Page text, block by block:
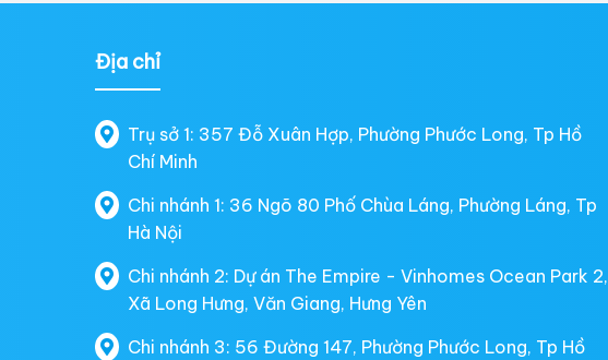
Địa chỉ
Trụ sở 1: 357 Đỗ Xuân Hợp, Phường Phước Long, Tp Hồ
Chí Minh
Chi nhánh 1: 36 Ngõ 80 Phố Chùa Láng, Phường Láng, Tp
Hà Nội
Chi nhánh 2: Dự án The Empire - Vinhomes Ocean Park 2,
Xã Long Hưng, Văn Giang, Hưng Yên
Chi nhánh 3: 56 Đường 147, Phường Phước Long, Tp Hồ